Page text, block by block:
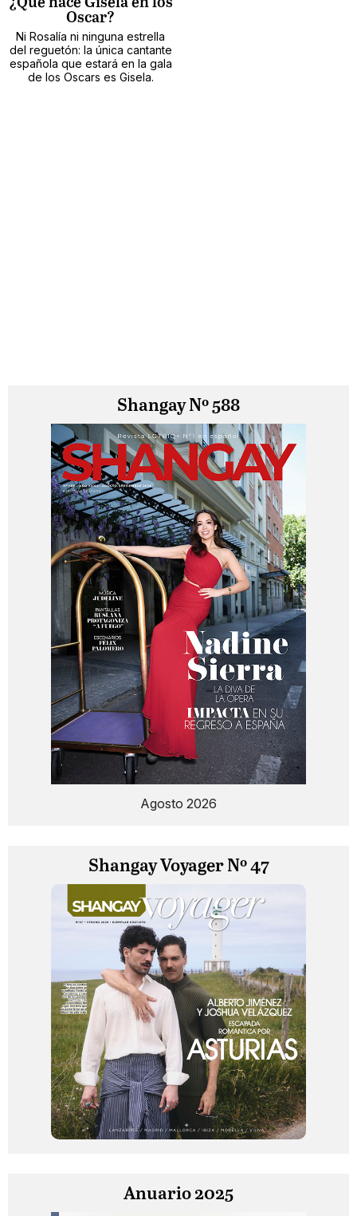
Oscar?
Ni Rosalía ni ninguna estrella
del reguetón: la única cantante
española que estará en la gala
de los Oscars es Gisela.
Shangay Nº 588
Agosto 2026
Shangay Voyager Nº 47
Anuario 2025